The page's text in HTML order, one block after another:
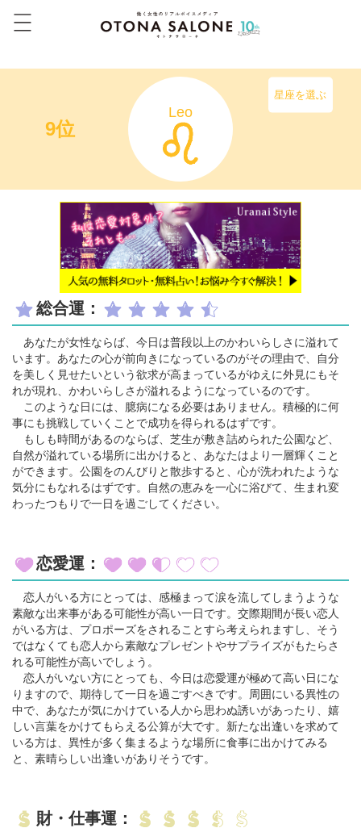
9位
Leo
星座を選ぶ
総合運：
あなたが女性ならば、今日は普段以上のかわいらしさに溢れて
います。あなたの心が前向きになっているのがその理由で、自分
を美しく見せたいという欲求が高まっているがゆえに外見にもそ
れが現れ、かわいらしさが溢れるようになっているのです。
このような日には、臆病になる必要はありません。積極的に何
事にも挑戦していくことで成功を得られるはずです。
もしも時間があるのならば、芝生が敷き詰められた公園など、
自然が溢れている場所に出かけると、あなたはより一層輝くこと
ができます。公園をのんびりと散歩すると、心が洗われたような
気分にもなれるはずです。自然の恵みを一心に浴びて、生まれ変
わったつもりで一日を過ごしてください。
恋愛運：
恋人がいる方にとっては、感極まって涙を流してしまうような
素敵な出来事がある可能性が高い一日です。交際期間が長い恋人
がいる方は、プロポーズをされることすら考えられますし、そう
ではなくても恋人から素敵なプレゼントやサプライズがもたらさ
れる可能性が高いでしょう。
恋人がいない方にとっても、今日は恋愛運が極めて高い日にな
りますので、期待して一日を過ごすべきです。周囲にいる異性の
中で、あなたが気にかけている人から思わぬ誘いがあったり、嬉
しい言葉をかけてもらえる公算が大です。新たな出逢いを求めて
いる方は、異性が多く集まるような場所に食事に出かけてみる
と、素晴らしい出逢いがありそうです。
財・仕事運：